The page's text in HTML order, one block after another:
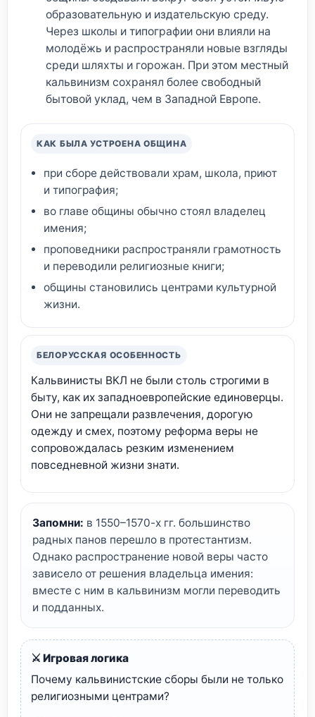
образовательную и издательскую среду.
Через школы и типографии они влияли на
молодёжь и распространяли новые взгляды
среди шляхты и горожан. При этом местный
кальвинизм сохранял более свободный
бытовой уклад, чем в Западной Европе.
КАК БЫЛА УСТРОЕНА ОБЩИНА
при сборе действовали храм, школа, приют
и типография;
во главе общины обычно стоял владелец
имения;
проповедники распространяли грамотность
и переводили религиозные книги;
общины становились центрами культурной
жизни.
БЕЛОРУССКАЯ ОСОБЕННОСТЬ
Кальвинисты ВКЛ не были столь строгими в
быту, как их западноевропейские единоверцы.
Они не запрещали развлечения, дорогую
одежду и смех, поэтому реформа веры не
сопровождалась резким изменением
повседневной жизни знати.
Запомни: в 1550–1570-х гг. большинство
радных панов перешло в протестантизм.
Однако распространение новой веры часто
зависело от решения владельца имения:
вместе с ним в кальвинизм могли переводить
и подданных.
⚔️ Игровая логика
Почему кальвинистские сборы были не только
религиозными центрами?